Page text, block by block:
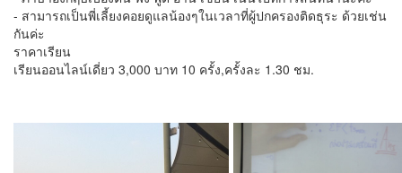
- สามารถเป็นพี่เลี้ยงคอยดูแลน้องๆในเวลาที่ผู้ปกครองติดธุระ ด้วยเช่น
กันค่ะ
ราคาเรียน
เรียนออนไลน์เดี่ยว 3,000 บาท 10 ครั้ง,ครั้งละ 1.30 ชม.